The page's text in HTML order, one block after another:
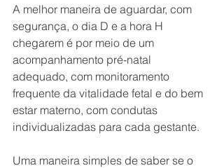
A melhor maneira de aguardar, com
segurança, o dia D e a hora H
chegarem é por meio de um
acompanhamento pré-natal
adequado, com monitoramento
frequente da vitalidade fetal e do bem
estar materno, com condutas
individualizadas para cada gestante.
Uma maneira simples de saber se o